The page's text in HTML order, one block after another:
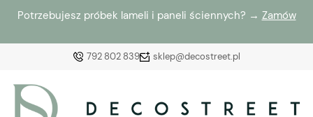
Potrzebujesz próbek lameli i paneli ściennych? → Zamów
792 802 839 sklep@decostreet.pl